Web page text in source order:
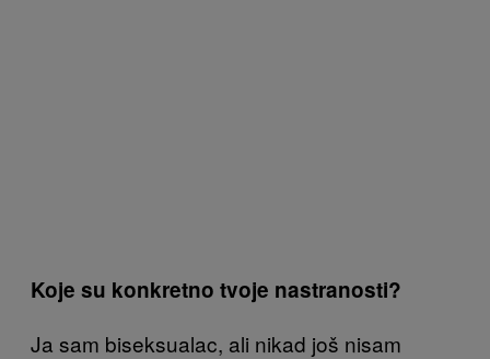
Koje su konkretno tvoje nastranosti?
Ja sam biseksualac, ali nikad još nisam